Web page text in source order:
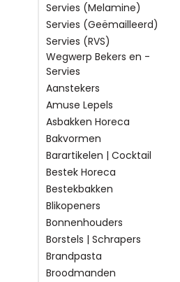
Servies (Melamine)
Servies (Geëmailleerd)
Servies (RVS)
Wegwerp Bekers en -
Servies
Aanstekers
Amuse Lepels
Asbakken Horeca
Bakvormen
Barartikelen | Cocktail
Bestek Horeca
Bestekbakken
Blikopeners
Bonnenhouders
Borstels | Schrapers
Brandpasta
Broodmanden